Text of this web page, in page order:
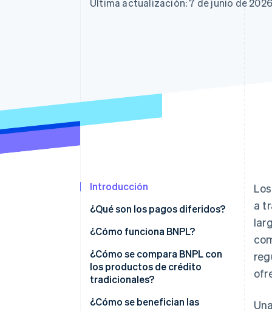
Última actualización: 7 de junio de 2026
Introducción
¿Qué son los pagos diferidos?
¿Cómo funciona BNPL?
¿Cómo se compara BNPL con
los productos de crédito
tradicionales?
¿Cómo se benefician las
a